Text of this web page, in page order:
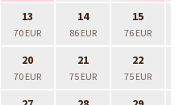
13
70 EUR
14
86 EUR
15
76 EUR
20
70 EUR
21
75 EUR
22
75 EUR